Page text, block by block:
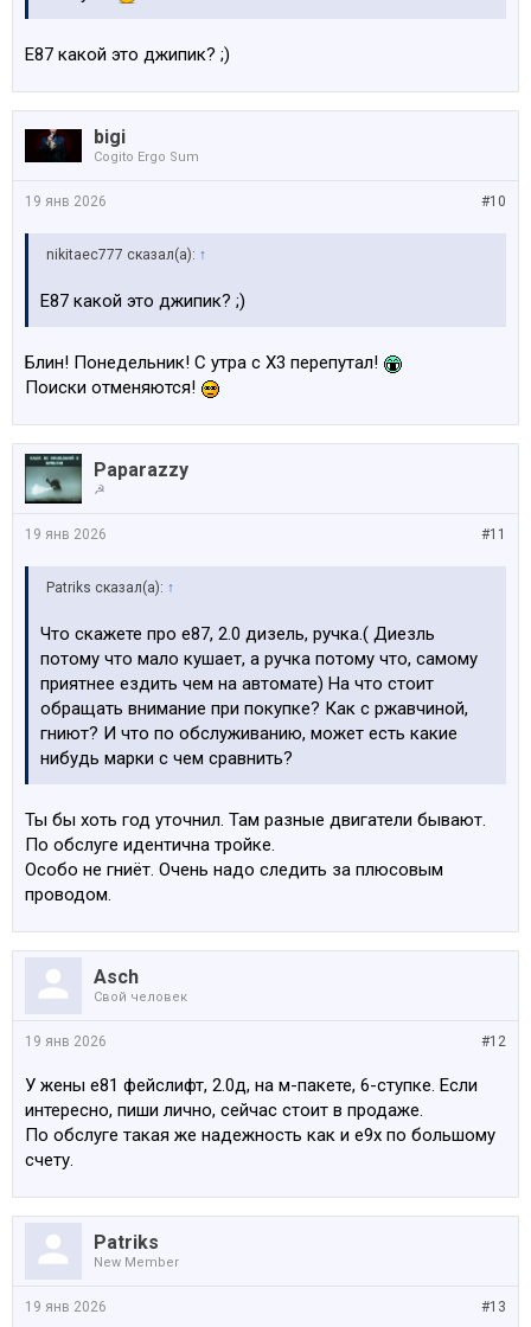
E87 какой это джипик? ;)
bigi
Cogito Ergo Sum
#10
19 янв 2026
nikitaec777 сказал(а): ↑
E87 какой это джипик? ;)
Блин! Понедельник! С утра с Х3 перепутал!
Поиски отменяются!
Paparazzy
☭
#11
19 янв 2026
Patriks сказал(а): ↑
Что скажете про е87, 2.0 дизель, ручка.( Диезль
потому что мало кушает, а ручка потому что, самому
приятнее ездить чем на автомате) На что стоит
обращать внимание при покупке? Как с ржавчиной,
гниют? И что по обслуживанию, может есть какие
нибудь марки с чем сравнить?
Ты бы хоть год уточнил. Там разные двигатели бывают.
По обслуге идентична тройке.
Особо не гниёт. Очень надо следить за плюсовым
проводом.
Asch
Свой человек
#12
19 янв 2026
У жены е81 фейслифт, 2.0д, на м-пакете, 6-ступке. Если
интересно, пиши лично, сейчас стоит в продаже.
По обслуге такая же надежность как и е9х по большому
счету.
Patriks
New Member
#13
19 янв 2026